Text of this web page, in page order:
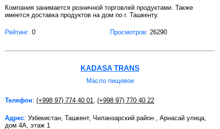
Компания занимается розничной торговлей продуктами. Также
имеется доставка продуктов на дом по г. Ташкенту.
Рейтинг: 0 Просмотров: 26290
KADASA TRANS
Масло пищевое
Телефон: (+998 97) 774 40 01 (+998 97) 770 40 22
Адрес: Узбекистан, Ташкент, Чиланзарский район , Арнасай улица,
дом 4A, этаж 1